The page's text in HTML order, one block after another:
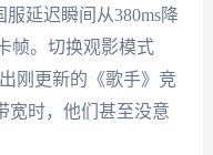
延迟瞬间从380ms降
帧。切换观影模式
刚更新的《歌手》竞
宽时，他们甚至没意